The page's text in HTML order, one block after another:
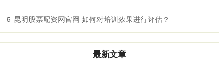
5 昆明股票配资网官网 如何对培训效果进行评估？
最新文章